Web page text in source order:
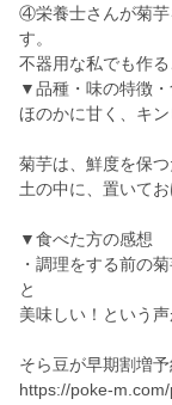
④栄養士さんが菊芋
す。
不器用な私でも作る
▼品種・味の特徴
ほのかに甘く、キ
菊芋は、鮮度を保
土の中に、置いて
▼食べた方の感想
・調理をする前の
と
美味しい！という声
そら豆が早期割増
https://poke-